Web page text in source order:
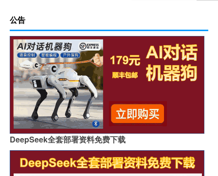
公告
DeepSeek全套部署资料免费下载